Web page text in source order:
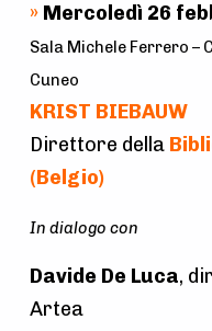
a
t
i
o
n
» Mercoledì 26
Sala Michele Ferrero –
Cuneo
KRIST BIEBAUW
Direttore della
(Belgio)
In dialogo con
Davide De Luca,
Artea